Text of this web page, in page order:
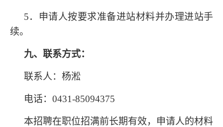
5．申请人按要求准备进站材料并办理进站手
续。
九、联系方式：
联系人：杨淞
电话： 0431-85094375
本招聘在职位招满前长期有效，申请人的材料